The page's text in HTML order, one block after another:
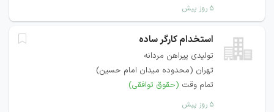
۵ روز پیش
استخدام کارگر ساده
تولیدی پیراهن مردانه
تهران (محدوده میدان امام حسین)
تمام وقت (حقوق توافقی)
۵ روز پیش